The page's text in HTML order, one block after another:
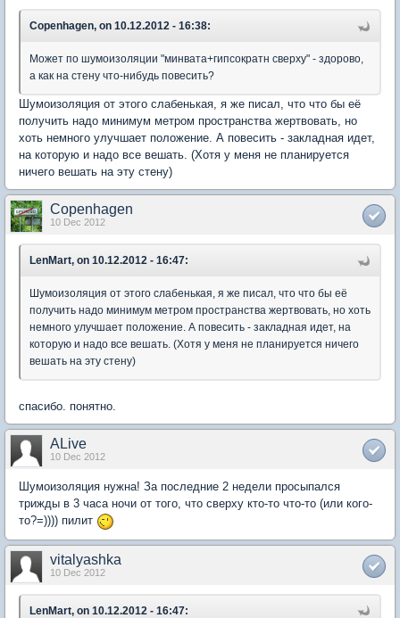
Copenhagen, on 10.12.2012 - 16:38:
Может по шумоизоляции "минвата+гипсократн сверху" - здорово,
а как на стену что-нибудь повесить?
Шумоизоляция от этого слабенькая, я же писал, что что бы её
получить надо минимум метром пространства жертвовать, но
хоть немного улучшает положение. А повесить - закладная идет,
на которую и надо все вешать. (Хотя у меня не планируется
ничего вешать на эту стену)
Copenhagen
10 Dec 2012
LenMart, on 10.12.2012 - 16:47:
Шумоизоляция от этого слабенькая, я же писал, что что бы её
получить надо минимум метром пространства жертвовать, но хоть
немного улучшает положение. А повесить - закладная идет, на
которую и надо все вешать. (Хотя у меня не планируется ничего
вешать на эту стену)
спасибо. понятно.
ALive
10 Dec 2012
Шумоизоляция нужна! За последние 2 недели просыпался
трижды в 3 часа ночи от того, что сверху кто-то что-то (или кого-
то?=)))) пилит
vitalyashka
10 Dec 2012
LenMart, on 10.12.2012 - 16:47: